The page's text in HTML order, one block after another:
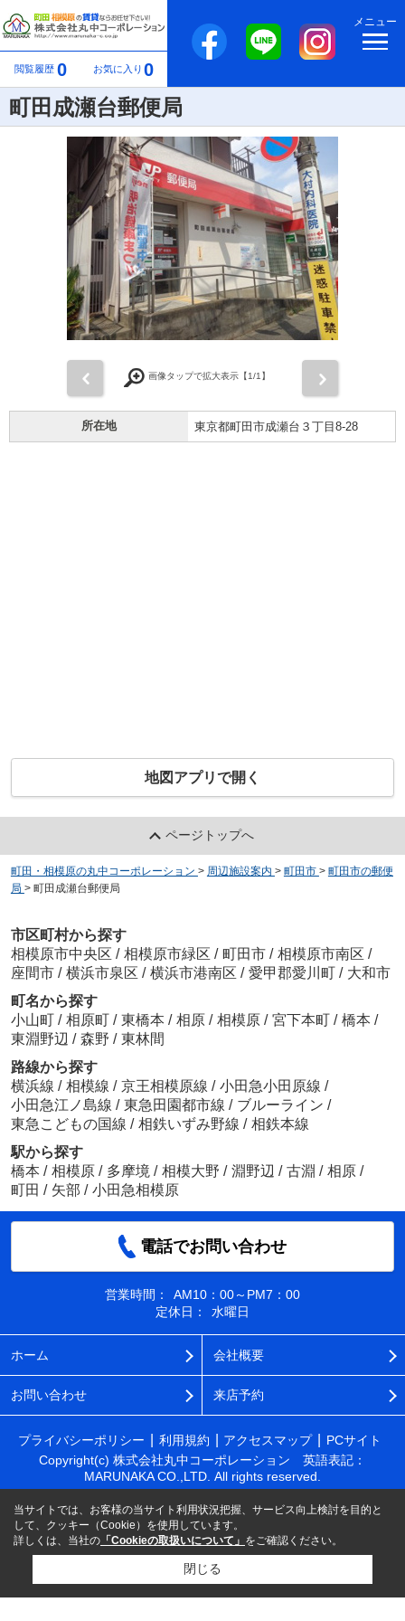
閲覧履歴 0 お気に入り 0
メニュー
町田成瀬台郵便局
画像タップで拡大表示【1/1】
所在地 東京都町田市成瀬台３丁目8-28
地図アプリで開く
ページトップへ
町田・相模原の丸中コーポレーション > 周辺施設案内 > 町田市 > 町田市の郵便
局 > 町田成瀬台郵便局
市区町村から探す
相模原市中央区 / 相模原市緑区 / 町田市 / 相模原市南区 /
座間市 / 横浜市泉区 / 横浜市港南区 / 愛甲郡愛川町 / 大和市
町名から探す
小山町 / 相原町 / 東橋本 / 相原 / 相模原 / 宮下本町 / 橋本 /
東淵野辺 / 森野 / 東林間
路線から探す
横浜線 / 相模線 / 京王相模原線 / 小田急小田原線 /
小田急江ノ島線 / 東急田園都市線 / ブルーライン /
東急こどもの国線 / 相鉄いずみ野線 / 相鉄本線
駅から探す
橋本 / 相模原 / 多摩境 / 相模大野 / 淵野辺 / 古淵 / 相原 /
町田 / 矢部 / 小田急相模原
電話でお問い合わせ
営業時間：
AM10：00～PM7：00
定休日：
水曜日
ホーム 会社概要
お問い合わせ 来店予約
プライバシーポリシー 利用規約 アクセスマップ
PCサイト
Copyright(c) 株式会社丸中コーポレーション 英語表記：
MARUNAKA CO.,LTD. All rights reserved.
当サイトでは、お客様の当サイト利用状況把握、サービス向上検討を目的と
して、クッキー（Cookie）を使用しています。
詳しくは、当社の 「Cookieの取扱いについて」 をご確認ください。
閉じる